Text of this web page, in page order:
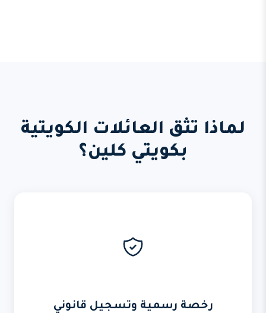
لماذا تثق العائلات الكويتية
بكويتي كلين؟
رخصة رسمية وتسجيل قانوني